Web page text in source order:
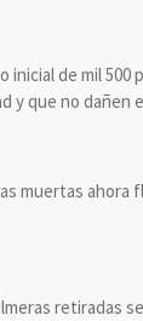
de mil
y que no dañen
muertas
retiradas